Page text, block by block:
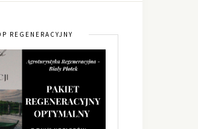
REGENERACYJNY